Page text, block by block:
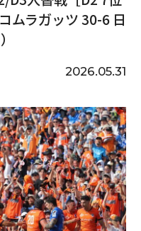
ムラガッツ 30-6 日
2026.05.31